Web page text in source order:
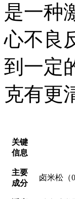
是一种
心不良
到一定
克有更
关键
信息
主要
成分
卤米松（